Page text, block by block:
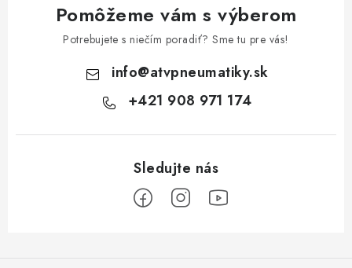
Pomôžeme vám s výberom
Potrebujete s niečím poradiť? Sme tu pre vás!
info@atvpneumatiky.sk
+421 908 971 174